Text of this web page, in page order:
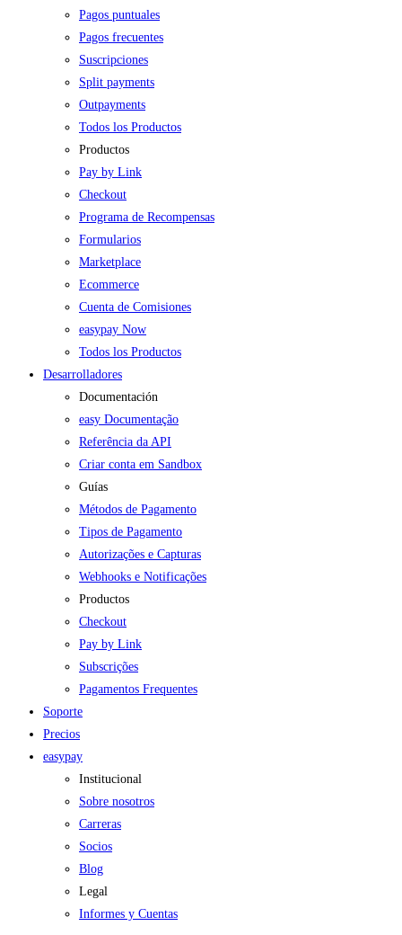
Pagos puntuales
Pagos frecuentes
Suscripciones
Split payments
Outpayments
Todos los Productos
Productos
Pay by Link
Checkout
Programa de Recompensas
Formularios
Marketplace
Ecommerce
Cuenta de Comisiones
easypay Now
Todos los Productos
Desarrolladores
Documentación
easy Documentação
Referência da API
Criar conta em Sandbox
Guías
Métodos de Pagamento
Tipos de Pagamento
Autorizações e Capturas
Webhooks e Notificações
Productos
Checkout
Pay by Link
Subscrições
Pagamentos Frequentes
Soporte
Precios
easypay
Institucional
Sobre nosotros
Carreras
Socios
Blog
Legal
Informes y Cuentas